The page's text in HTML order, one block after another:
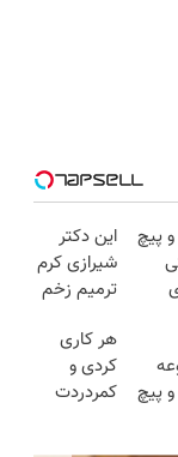
پیچ
⚡
با
این دکتر
شیرازی کرم
ترمیم زخم
ساخت!!!
پیچ
هر کاری
کردی و
کمردردت